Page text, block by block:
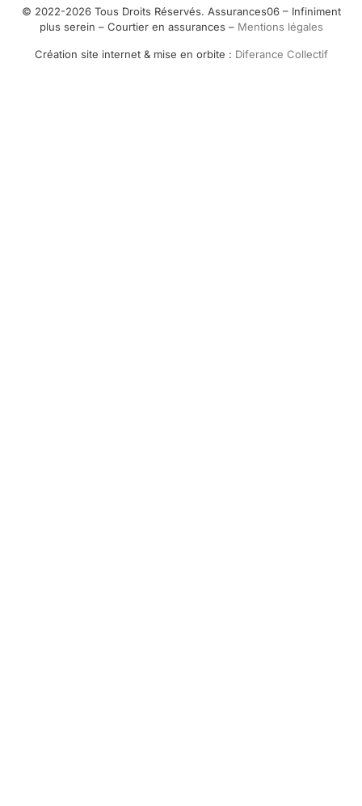
© 2022-2026 Tous Droits Réservés. Assurances06 – Infiniment
plus serein – Courtier en assurances – Mentions légales
Création site internet & mise en orbite : Diferance Collectif